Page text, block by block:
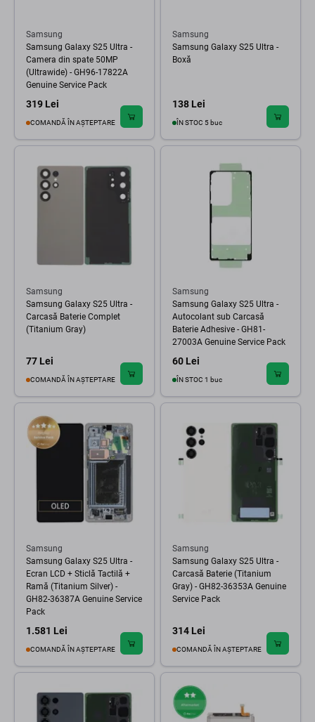
Samsung
Samsung Galaxy S25 Ultra -
Camera din spate 50MP
(Ultrawide) - GH96-17822A
Genuine Service Pack
319 Lei
COMANDĂ ÎN AȘTEPTARE
Samsung
Samsung Galaxy S25 Ultra -
Boxă
138 Lei
ÎN STOC 5 buc
Samsung
Samsung Galaxy S25 Ultra -
Carcasă Baterie Complet
(Titanium Gray)
77 Lei
COMANDĂ ÎN AȘTEPTARE
Samsung
Samsung Galaxy S25 Ultra -
Autocolant sub Carcasă
Baterie Adhesive - GH81-
27003A Genuine Service Pack
60 Lei
ÎN STOC 1 buc
Samsung
Samsung Galaxy S25 Ultra -
Ecran LCD + Sticlă Tactilă +
Ramă (Titanium Silver) -
GH82-36387A Genuine Service
Pack
1.581 Lei
COMANDĂ ÎN AȘTEPTARE
Samsung
Samsung Galaxy S25 Ultra -
Carcasă Baterie (Titanium
Gray) - GH82-36353A Genuine
Service Pack
314 Lei
COMANDĂ ÎN AȘTEPTARE